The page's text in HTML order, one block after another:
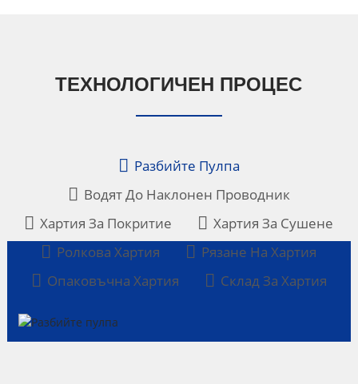
ТЕХНОЛОГИЧЕН ПРОЦЕС
Разбийте Пулпа
Водят До Наклонен Проводник
Хартия За Покритие
Хартия За Сушене
Ролкова Хартия
Рязане На Хартия
Опаковъчна Хартия
Склад За Хартия